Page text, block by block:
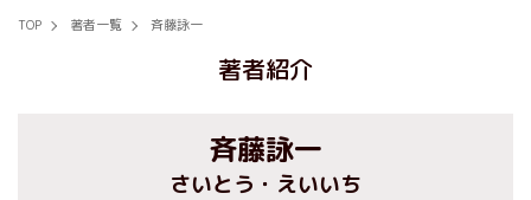
TOP 著者一覧 斉藤詠一
著者紹介
斉藤詠一
さいとう・えいいち